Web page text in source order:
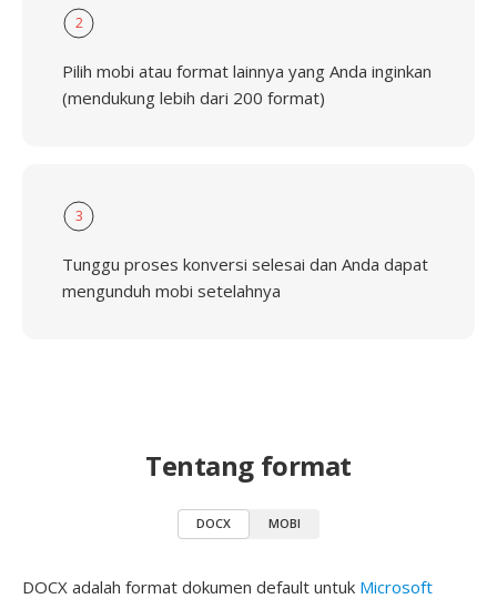
2
Pilih mobi atau format lainnya yang Anda inginkan
(mendukung lebih dari 200 format)
3
Tunggu proses konversi selesai dan Anda dapat
mengunduh mobi setelahnya
Tentang format
DOCX MOBI
DOCX adalah format dokumen default untuk Microsoft